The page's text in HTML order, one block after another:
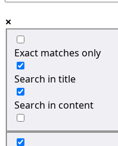
Exact matches only
Search in title
Search in content